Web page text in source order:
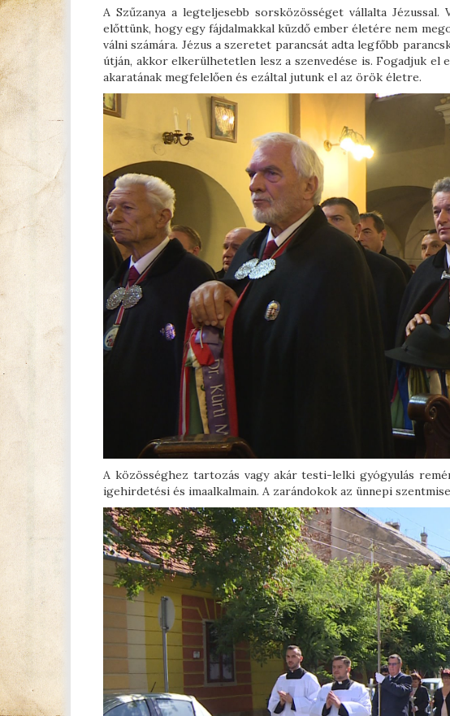
A Szűzanya a legteljesebb sorsközösséget vállalta
előttünk, hogy egy fájdalmakkal küzdő ember életére nem
válni számára. Jézus a szeretet parancsát adta legfőbb
útján, akkor elkerülhetetlen lesz a szenvedése is. Fogadjuk
akaratának megfelelően és ezáltal jutunk el az örök életre.
A közösséghez tartozás vagy akár testi-lelki gyógyulás
igehirdetési és imaalkalmain. A zarándokok az ünnepi